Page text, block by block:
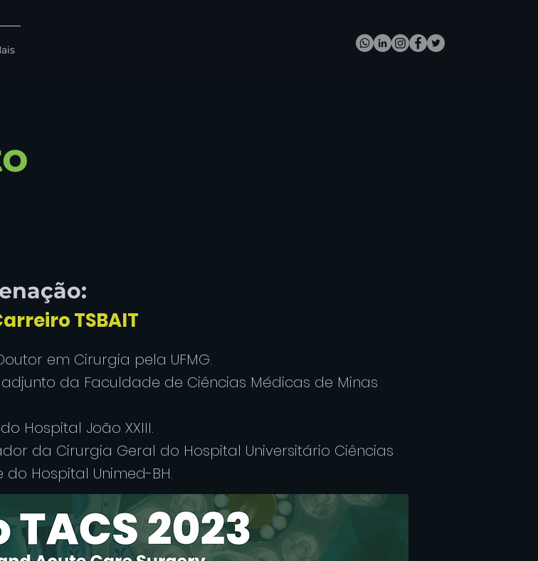
TSBAIT
em Cirurgia pela UFMG.
da Faculdade de Ciências Médicas de Minas
Hospital João XXIII.
da Cirurgia Geral do Hospital Universitário Ciências
do Hospital Unimed-BH.